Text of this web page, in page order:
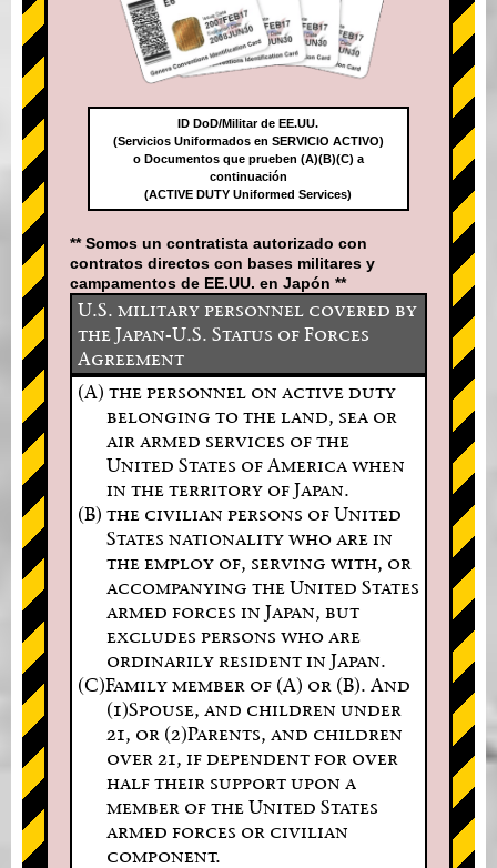
ID DoD/Militar de EE.UU.
(Servicios Uniformados en SERVICIO ACTIVO)
o Documentos que prueben (A)(B)(C) a
continuación
(ACTIVE DUTY Uniformed Services)
** Somos un contratista autorizado con
contratos directos con bases militares y
campamentos de EE.UU. en Japón **
U.S. military personnel covered by
the Japan-U.S. Status of Forces
Agreement
(A) the personnel on active duty
belonging to the land, sea or
air armed services of the
United States of America when
in the territory of Japan.
(B) the civilian persons of United
States nationality who are in
the employ of, serving with, or
accompanying the United States
armed forces in Japan, but
excludes persons who are
ordinarily resident in Japan.
(C)Family member of (A) or (B). And
(1)Spouse, and children under
21, or (2)Parents, and children
over 21, if dependent for over
half their support upon a
member of the United States
armed forces or civilian
component.